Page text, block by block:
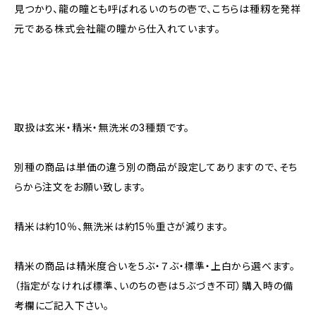
見つかり、龍の瞳とも呼ばれるいのちの壱で、こちらは種籾を発祥
元である株式会社龍の瞳から仕入れています。
取扱は玄米・精米・無洗米の3種類です。
別種の商品は単価の違う別の商品が設定してありますので、そち
らから注文をお願い致します。
精米は約10％、無洗米は約15％重さが減ります。
精米の商品は精米度合いを５ぶ・７ぶ・標準・上白から選べます。
（指定がなければ標準、いのちの壱は５ぶづき不可）購入時の備
考欄にご記入下さい。